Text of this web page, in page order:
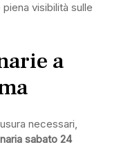
visibilità sulle
a
necessari,
sabato 24